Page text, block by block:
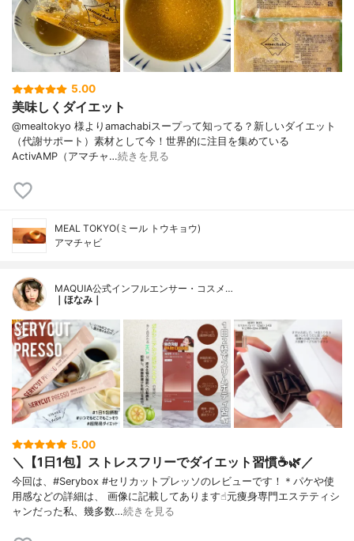
5.00
美味しくダイエット
@mealtokyo 様よりamachabiスープって知ってる？新しいダイエット
（代謝サポート）素材として今！世界的に注目を集めている
ActivAMP（アマチャ…続きを見る
MEAL TOKYO(ミール トウキョウ)
アマチャビ
MAQUIA公式インフルエンサー・コスメ…
｜ほなみ｜
5.00
＼【1日1包】ストレスフリーでダイエット習慣☕️🌿／
今回は、#Serybox #セリカットプレッソのレビューです！＊パケや使
用感などの詳細は、 画像に記載してあります☝︎元痩身専門エステティシ
ャンだった私、幾多数…続きを見る